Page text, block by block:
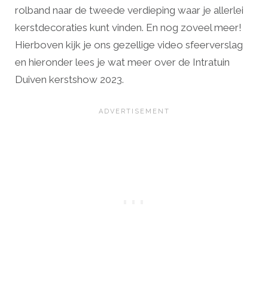
rolband naar de tweede verdieping waar je allerlei
kerstdecoraties kunt vinden. En nog zoveel meer!
Hierboven kijk je ons gezellige video sfeerverslag
en hieronder lees je wat meer over de Intratuin
Duiven kerstshow 2023.